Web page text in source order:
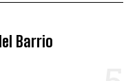
Barrio